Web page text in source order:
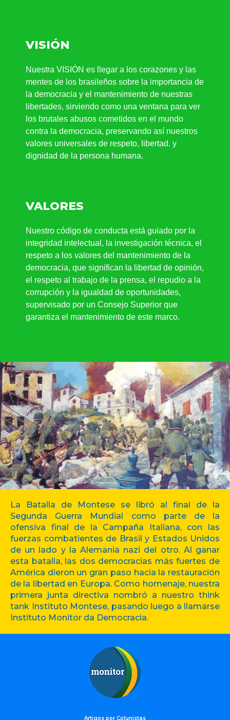
VISIÓN
Nuestra VISIÓN es llegar a los corazones y las
mentes de los brasileños sobre la importancia de
la democracia y el mantenimiento de nuestras
libertades, sirviendo como una ventana para ver
los brutales abusos cometidos en el mundo
contra la democracia, preservando así nuestros
valores universales de respeto, libertad. y
dignidad de la persona humana.
VALORES
Nuestro código de conducta está guiado por la
integridad intelectual, la investigación técnica, el
respeto a los valores del mantenimiento de la
democracia, que significan la libertad de opinión,
el respeto al trabajo de la prensa, el repudio a la
corrupción y la igualdad de oportunidades,
supervisado por un Consejo Superior que
garantiza el mantenimiento de este marco.
La Batalla de Montese se libró al final de la
Segunda Guerra Mundial como parte de la
ofensiva final de la Campaña Italiana, con las
fuerzas combatientes de Brasil y Estados Unidos
de un lado y la Alemania nazi del otro. Al ganar
esta batalla, las dos democracias más fuertes de
América dieron un gran paso hacia la restauración
de la libertad en Europa. Como homenaje, nuestra
primera junta directiva nombró a nuestro think
tank Instituto Montese, pasando luego a llamarse
Instituto Monitor da Democracia.
Artigos por Colunistas